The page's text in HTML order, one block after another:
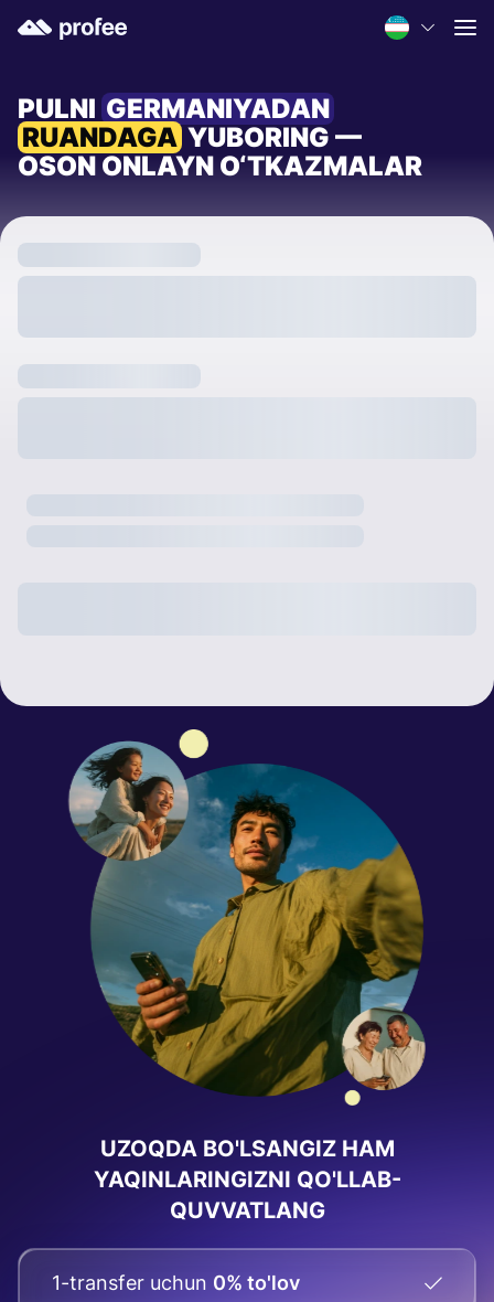
PULNI GERMANIYADAN
RUANDAGA YUBORING —
OSON ONLAYN O‘TKAZMALAR
UZOQDA BO'LSANGIZ HAM
YAQINLARINGIZNI QO'LLAB-
QUVVATLANG
1-transfer uchun 0% to'lov